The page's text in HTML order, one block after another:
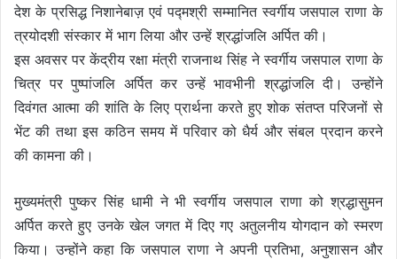
देश के प्रसिद्ध निशानेबाज़ एवं पद्मश्री सम्मानित स्वर्गीय जसपाल राणा के
त्रयोदशी संस्कार में भाग लिया और उन्हें श्रद्धांजलि अर्पित की।
इस अवसर पर केंद्रीय रक्षा मंत्री राजनाथ सिंह ने स्वर्गीय जसपाल राणा के
चित्र पर पुष्पांजलि अर्पित कर उन्हें भावभीनी श्रद्धांजलि दी। उन्होंने
दिवंगत आत्मा की शांति के लिए प्रार्थना करते हुए शोक संतप्त परिजनों से
भेंट की तथा इस कठिन समय में परिवार को धैर्य और संबल प्रदान करने
की कामना की।
मुख्यमंत्री पुष्कर सिंह धामी ने भी स्वर्गीय जसपाल राणा को श्रद्धासुमन
अर्पित करते हुए उनके खेल जगत में दिए गए अतुलनीय योगदान को स्मरण
किया। उन्होंने कहा कि जसपाल राणा ने अपनी प्रतिभा, अनुशासन और